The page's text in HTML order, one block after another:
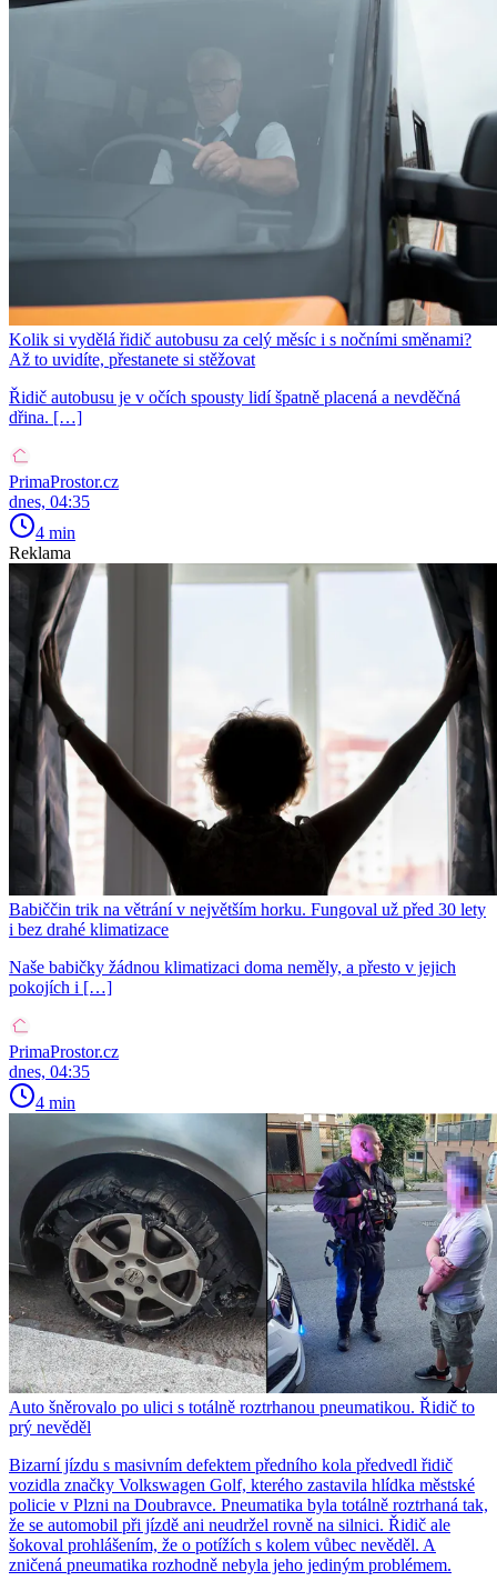
Kolik si vydělá řidič autobusu za celý měsíc i s nočními směnami?
Až to uvidíte, přestanete si stěžovat
Řidič autobusu je v očích spousty lidí špatně placená a nevděčná
dřina. […]
PrimaProstor.cz
dnes, 04:35
4 min
Reklama
Babiččin trik na větrání v největším horku. Fungoval už před 30 lety
i bez drahé klimatizace
Naše babičky žádnou klimatizaci doma neměly, a přesto v jejich
pokojích i […]
PrimaProstor.cz
dnes, 04:35
4 min
Auto šněrovalo po ulici s totálně roztrhanou pneumatikou. Řidič to
prý nevěděl
Bizarní jízdu s masivním defektem předního kola předvedl řidič
vozidla značky Volkswagen Golf, kterého zastavila hlídka městské
policie v Plzni na Doubravce. Pneumatika byla totálně roztrhaná tak,
že se automobil při jízdě ani neudržel rovně na silnici. Řidič ale
šokoval prohlášením, že o potížích s kolem vůbec nevěděl. A
zničená pneumatika rozhodně nebyla jeho jediným problémem.